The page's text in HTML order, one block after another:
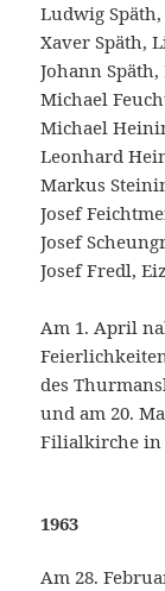
Ludwig
Xaver Späth,
Johann
Michael
Michael
Leonhard
Markus
Josef
Josef
Josef Fredl,
Am 1. April
des
und am 20.
Filialkirche in
1963
Am 28.